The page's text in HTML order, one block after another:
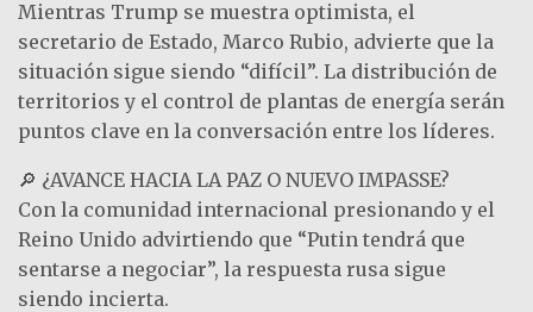
Mientras Trump se muestra optimista, el
secretario de Estado, Marco Rubio, advierte que la
situación sigue siendo “difícil”. La distribución de
territorios y el control de plantas de energía serán
puntos clave en la conversación entre los líderes.
🔎 ¿AVANCE HACIA LA PAZ O NUEVO IMPASSE?
Con la comunidad internacional presionando y el
Reino Unido advirtiendo que “Putin tendrá que
sentarse a negociar”, la respuesta rusa sigue
siendo incierta.